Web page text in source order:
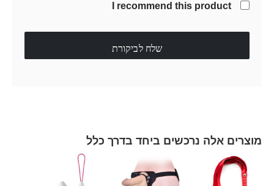
I recommend this product
שלח לביקורת
מוצרים אלה נרכשים ביחד בדרך כלל